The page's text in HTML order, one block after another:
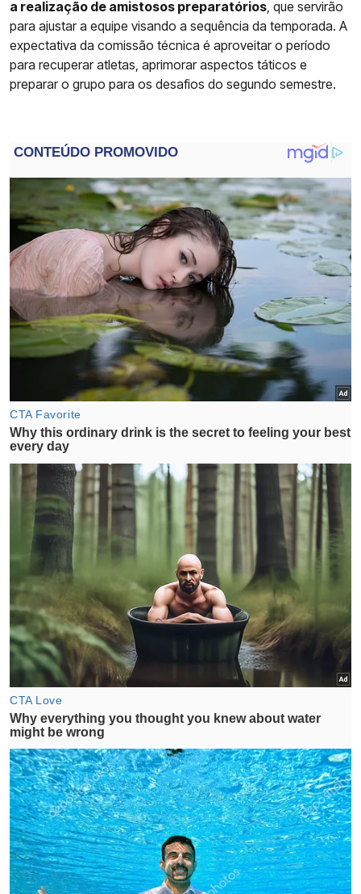
a realização de amistosos preparatórios , que servirão
para ajustar a equipe visando a sequência da temporada. A
expectativa da comissão técnica é aproveitar o período
para recuperar atletas, aprimorar aspectos táticos e
preparar o grupo para os desafios do segundo semestre.